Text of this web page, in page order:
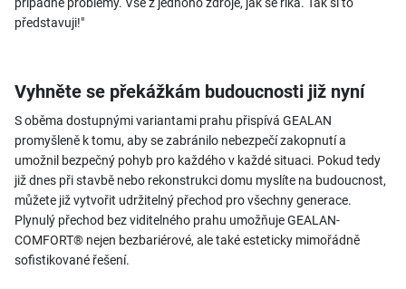
představuji!"
Vyhněte se překážkám budoucnosti již nyní
S oběma dostupnými variantami prahu přispívá GEALAN
promyšleně k tomu, aby se zabránilo nebezpečí zakopnutí a
umožnil bezpečný pohyb pro každého v každé situaci. Pokud tedy
již dnes při stavbě nebo rekonstrukci domu myslíte na budoucnost,
můžete již vytvořit udržitelný přechod pro všechny generace.
Plynulý přechod bez viditelného prahu umožňuje GEALAN-
COMFORT® nejen bezbariérové, ale také esteticky mimořádně
sofistikované řešení.